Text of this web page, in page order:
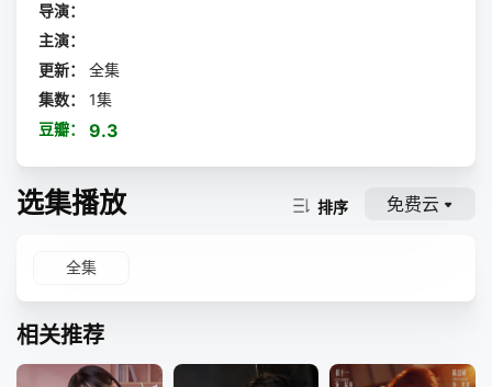
导演：
主演：
更新：
全集
集数：
1集
豆瓣：
9.3
选集播放 排序 免费云
全集
相关推荐